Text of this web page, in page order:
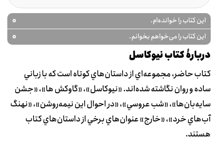
این کتاب را خوانده‌ام. 0
این کتاب را می‌خواهم بخوانم. 0
دربارۀ کتاب نیوکاسل
کتاب حاضر، مجموعه‌اي از داستان‌هاي کوتاه است که با زباني
ساده و روان نگاشته شده‌اند. «نيوکاسل»، «گاوکش ها»، «جشن
سايه‌بان‌ها»، «شب عروسي»، «در احوال اين نيمه‌روشن»، «نهنگ
آب‌هاي خرد»، «خارج» عنوان‌هاي برخي از داستان‌هاي کتاب
هستند.